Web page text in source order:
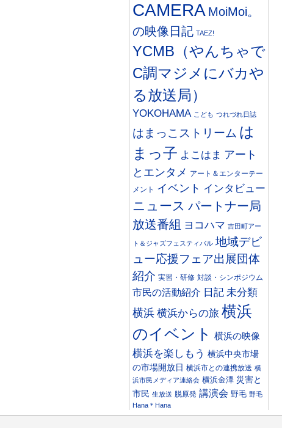
CAMERA MoiMoi。
の映像日記 TAEZ!
YCMB（やんちゃで
C調マジメにバカや
る放送局）
YOKOHAMA こども つれづれ日誌
はまっこストリーム は
まっ子 よこはま アート
とエンタメ アート＆エンターテー
メント
イベント インタビュー
ニュース パートナー局
放送番組 ヨコハマ 吉田町アー
ト＆ジャズフェスティバル 地域デビ
ュー応援フェア出展団体
紹介 実習・研修 対談・シンポジウム
市民の活動紹介 日記 未分類
横浜 横浜からの旅 横浜
のイベント
横浜の映像
横浜を楽しもう 横浜中央市場
の市場開放日 横浜市との連携放送 横
浜市民メディア連絡会 横浜金澤 災害と
市民 生放送 脱原発 講演会 野毛 野毛
Hana＊Hana